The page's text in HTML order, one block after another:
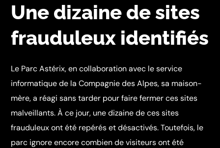
Une dizaine de sites
frauduleux identifiés
Le Parc Astérix, en collaboration avec le service
informatique de la Compagnie des Alpes, sa maison-
mère, a réagi sans tarder pour faire fermer ces sites
malveillants. À ce jour, une dizaine de ces sites
frauduleux ont été repérés et désactivés. Toutefois, le
parc ignore encore combien de visiteurs ont été